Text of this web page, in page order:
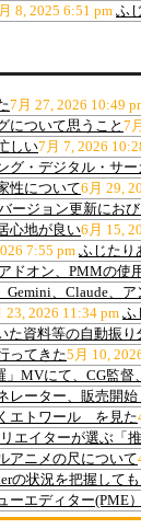
8, 2025 6:51 pmふ
7月 27, 2026 10:49
について思うこと 7
しい7月 7, 2026
グ・デジタル・サー
性について6月 29,
ージョン更新にお
心地が良い6月 15,
7:55 pm ふじたり
ドオン、PMMの使
Gemini、Claude、
23, 2026 11:34 pm ふ
た資料等の自動振り
ってきた5月 10,
」MVにて、CG監督
レーター、販売開始
エトワール を見た
エイターが選ぶ「
アニメの尺について
の状況を把握して
ーエディター(PME